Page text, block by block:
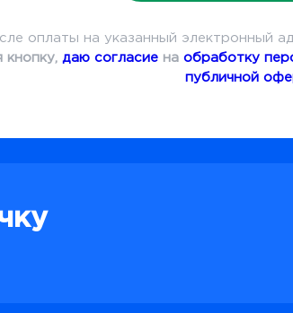
оплаты на указанный электронный
кнопку, даю согласиена обработку
публичной